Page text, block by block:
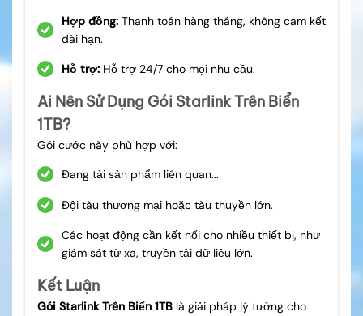
Hợp đồng: Thanh toán hàng tháng, không cam kết
dài hạn.
Hỗ trợ: Hỗ trợ 24/7 cho mọi nhu cầu.
Ai Nên Sử Dụng Gói Starlink Trên Biển
1TB?
Gói cước này phù hợp với:
Đang tải sản phẩm liên quan...
Đội tàu thương mại hoặc tàu thuyền lớn.
Các hoạt động cần kết nối cho nhiều thiết bị, như
giám sát từ xa, truyền tải dữ liệu lớn.
Kết Luận
Gói Starlink Trên Biển 1TB là giải pháp lý tưởng cho